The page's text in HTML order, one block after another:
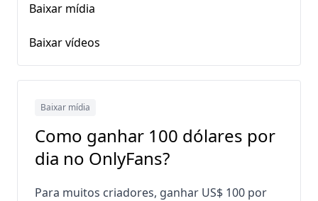
Baixar mídia
Baixar vídeos
Baixar mídia
Como ganhar 100 dólares por
dia no OnlyFans?
Para muitos criadores, ganhar US$ 100 por